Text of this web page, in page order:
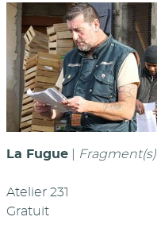
La Fugue Fragment(s)
Atelier 231
Gratuit